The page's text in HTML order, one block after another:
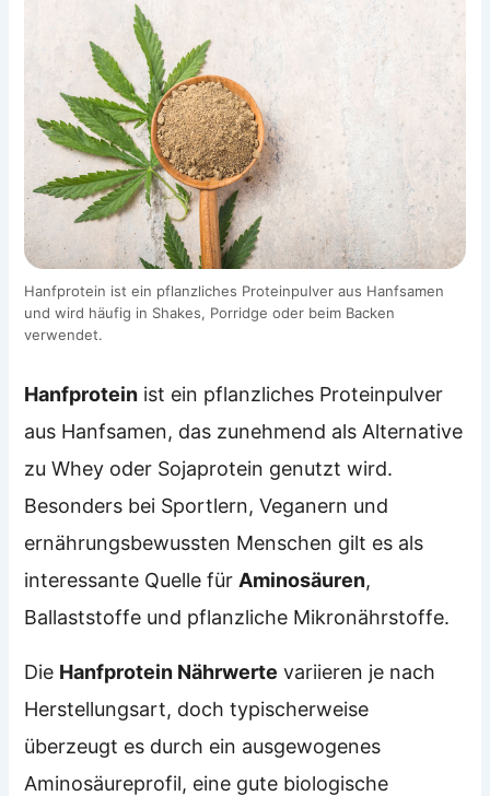
Hanfprotein ist ein pflanzliches Proteinpulver aus Hanfsamen
und wird häufig in Shakes, Porridge oder beim Backen
verwendet.
Hanfprotein ist ein pflanzliches Proteinpulver
aus Hanfsamen, das zunehmend als Alternative
zu Whey oder Sojaprotein genutzt wird.
Besonders bei Sportlern, Veganern und
ernährungsbewussten Menschen gilt es als
interessante Quelle für Aminosäuren,
Ballaststoffe und pflanzliche Mikronährstoffe.
Die Hanfprotein Nährwerte variieren je nach
Herstellungsart, doch typischerweise
überzeugt es durch ein ausgewogenes
Aminosäureprofil, eine gute biologische